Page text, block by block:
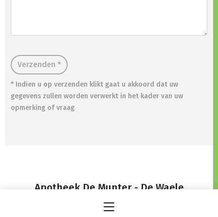
Verzenden *
* Indien u op verzenden klikt gaat u akkoord dat uw
gegevens zullen worden verwerkt in het kader van uw
opmerking of vraag
Apotheek De Munter - De Waele
Steentjestraat ,